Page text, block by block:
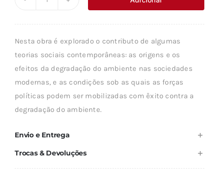
era:
é:
SOCIAL
AMBIENTE
Nesta obra é explorado o contributo de algumas
teorias sociais contemporâneas: as origens e os
efeitos da degradação do ambiente nas sociedades
modernas, e as condições sob as quais as forças
políticas podem ser mobilizadas com êxito contra a
degradação do ambiente.
Envio e Entrega
Trocas & Devoluções